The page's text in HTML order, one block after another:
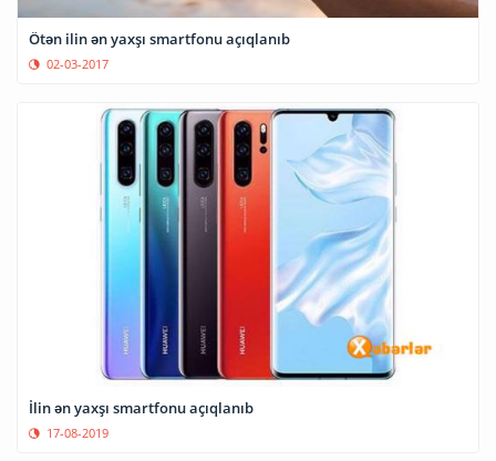
Ötən ilin ən yaxşı smartfonu açıqlanıb
02-03-2017
İlin ən yaxşı smartfonu açıqlanıb
17-08-2019